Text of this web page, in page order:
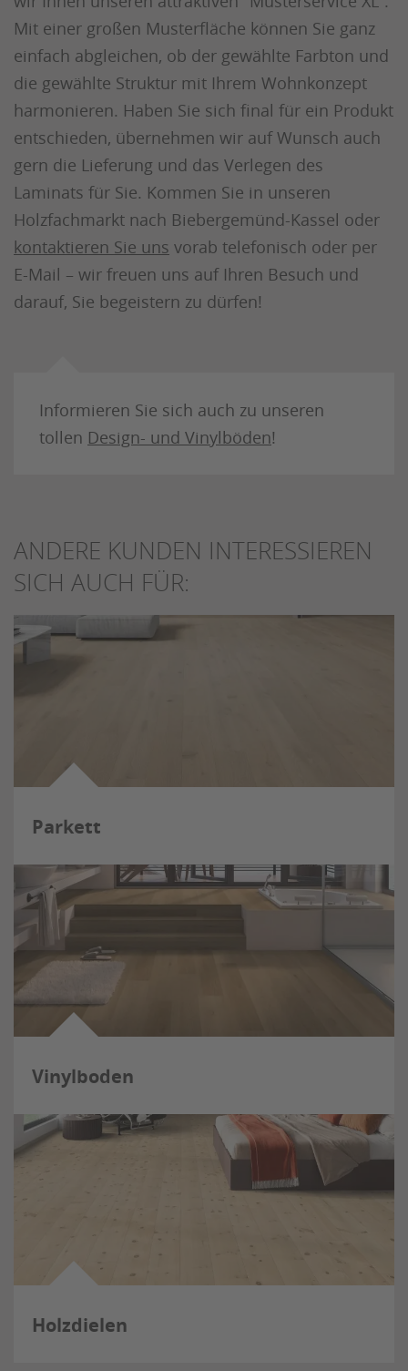
Mit einer großen Musterfläche können Sie ganz
einfach abgleichen, ob der gewählte Farbton und
die gewählte Struktur mit Ihrem Wohnkonzept
harmonieren. Haben Sie sich final für ein Produkt
entschieden, übernehmen wir auf Wunsch auch
gern die Lieferung und das Verlegen des
Laminats für Sie. Kommen Sie in unseren
Holzfachmarkt nach Biebergemünd-Kassel oder
kontaktieren Sie uns vorab telefonisch oder per
E-Mail – wir freuen uns auf Ihren Besuch und
darauf, Sie begeistern zu dürfen!
Informieren Sie sich auch zu unseren
tollen Design- und Vinylböden!
ANDERE KUNDEN INTERESSIEREN
SICH AUCH FÜR:
Parkett
Vinylboden
Holzdielen